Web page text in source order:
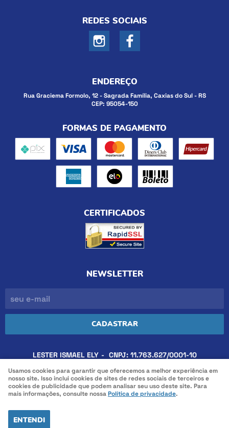
REDES SOCIAIS
ENDEREÇO
Rua Graciema Formolo, 12-Sagrada Família, Caxias do Sul-RS
CEP: 95054-150
FORMAS DE PAGAMENTO
CERTIFICADOS
NEWSLETTER
CADASTRAR
LESTER ISMAEL ELY CNPJ: 11.763.627/0001-10
LOJA VIRTUAL CRIADA POR
Usamos cookies para garantir que oferecemos a melhor experiência em
nosso site. Isso inclui cookies de sites de redes sociais de terceiros e
cookies de publicidade que podem analisar seu uso deste site. Para
mais informações, consulte nossaPolítica de privacidade.
ENTENDI